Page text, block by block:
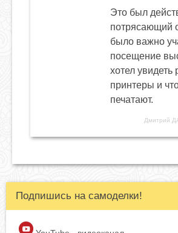
Это был
потрясающий
было важно
посещение
хотел увидеть
принтеры и
печатают.
Дмитрий
Подпишись на самоделки!